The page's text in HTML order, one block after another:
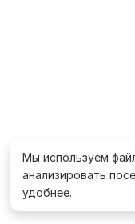
Мы используем
анализировать
удобнее.